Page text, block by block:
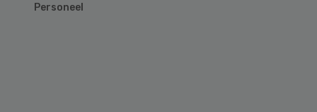
Personeel